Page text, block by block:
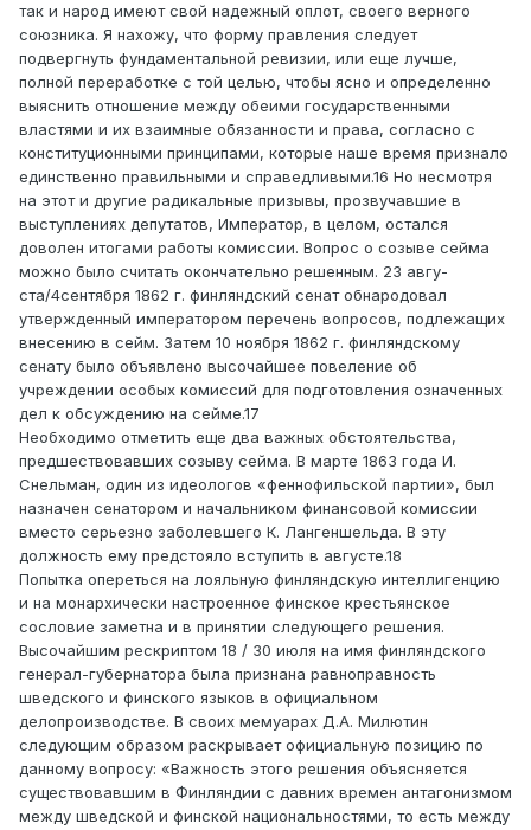
так и народ имеют свой надежный оплот, своего верного
союзника. Я нахожу, что форму правления следует
подвергнуть фундаментальной ревизии, или еще лучше,
полной переработке с той целью, чтобы ясно и определенно
выяснить отношение между обеими государственными
властями и их взаимные обязанности и права, согласно с
конституционными принципами, которые наше время признало
единственно правильными и справедливыми.16 Но несмотря
на этот и другие радикальные призывы, прозвучавшие в
выступлениях депутатов, Император, в целом, остался
доволен итогами работы комиссии. Вопрос о созыве сейма
можно было считать окончательно решенным. 23 авгу-
ста/4сентября 1862 г. финляндский сенат обнародовал
утвержденный императором перечень вопросов, подлежащих
внесению в сейм. Затем 10 ноября 1862 г. финляндскому
сенату было объявлено высочайшее повеление об
учреждении особых комиссий для подготовления означенных
дел к обсуждению на сейме.17
Необходимо отметить еще два важных обстоятельства,
предшествовавших созыву сейма. В марте 1863 года И.
Снельман, один из идеологов «феннофильской партии», был
назначен сенатором и начальником финансовой комиссии
вместо серьезно заболевшего К. Лангеншельда. В эту
должность ему предстояло вступить в августе.18
Попытка опереться на лояльную финляндскую интеллигенцию
и на монархически настроенное финское крестьянское
сословие заметна и в принятии следующего решения.
Высочайшим рескриптом 18 / 30 июля на имя финляндского
генерал-губернатора была признана равноправность
шведского и финского языков в официальном
делопроизводстве. В своих мемуарах Д.А. Милютин
следующим образом раскрывает официальную позицию по
данному вопросу: «Важность этого решения объясняется
существовавшим в Финляндии с давних времен антагонизмом
между шведской и финской национальностями, то есть между